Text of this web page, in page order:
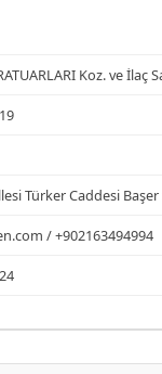
Koz. ve İlaç
Türker Caddesi
/ +902163494994